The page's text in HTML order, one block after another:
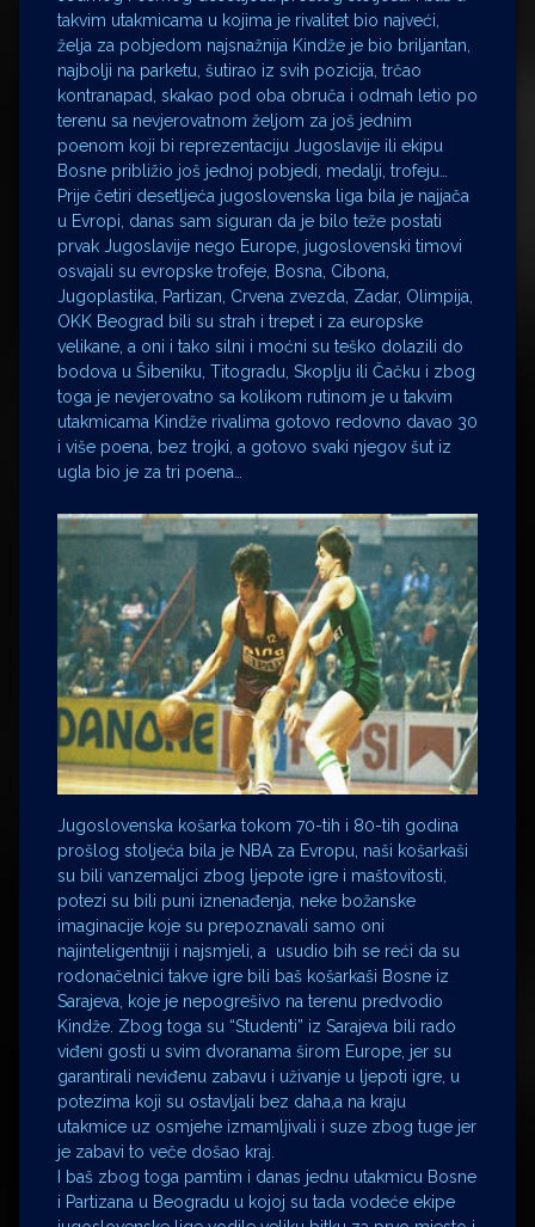
takvim utakmicama u kojima je rivalitet bio najveći,
želja za pobjedom najsnažnija Kindže je bio briljantan,
najbolji na parketu, šutirao iz svih pozicija, trčao
kontranapad, skakao pod oba obruča i odmah letio po
terenu sa nevjerovatnom željom za još jednim
poenom koji bi reprezentaciju Jugoslavije ili ekipu
Bosne približio još jednoj pobjedi, medalji, trofeju…
Prije četiri desetljeća jugoslovenska liga bila je najjača
u Evropi, danas sam siguran da je bilo teže postati
prvak Jugoslavije nego Europe, jugoslovenski timovi
osvajali su evropske trofeje, Bosna, Cibona,
Jugoplastika, Partizan, Crvena zvezda, Zadar, Olimpija,
OKK Beograd bili su strah i trepet i za europske
velikane, a oni i tako silni i moćni su teško dolazili do
bodova u Šibeniku, Titogradu, Skoplju ili Čačku i zbog
toga je nevjerovatno sa kolikom rutinom je u takvim
utakmicama Kindže rivalima gotovo redovno davao 30
i više poena, bez trojki, a gotovo svaki njegov šut iz
ugla bio je za tri poena…
Jugoslovenska košarka tokom 70-tih i 80-tih godina
prošlog stoljeća bila je NBA za Evropu, naši košarkaši
su bili vanzemaljci zbog ljepote igre i maštovitosti,
potezi su bili puni iznenađenja, neke božanske
imaginacije koje su prepoznavali samo oni
najinteligentniji i najsmjeli, a usudio bih se reći da su
rodonačelnici takve igre bili baš košarkaši Bosne iz
Sarajeva, koje je nepogrešivo na terenu predvodio
Kindže. Zbog toga su “Studenti” iz Sarajeva bili rado
viđeni gosti u svim dvoranama širom Europe, jer su
garantirali neviđenu zabavu i uživanje u ljepoti igre, u
potezima koji su ostavljali bez daha,a na kraju
utakmice uz osmjehe izmamljivali i suze zbog tuge jer
je zabavi to veče došao kraj.
I baš zbog toga pamtim i danas jednu utakmicu Bosne
i Partizana u Beogradu u kojoj su tada vodeće ekipe